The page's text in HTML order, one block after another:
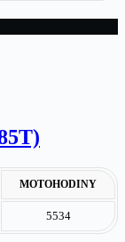
MOTOHODINY
5534